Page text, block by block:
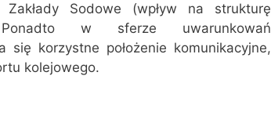
Sodowe (wpływ na strukturę
Ponadto w sferze uwarunkowań
się korzystne położenie komunikacyjne,
kolejowego.